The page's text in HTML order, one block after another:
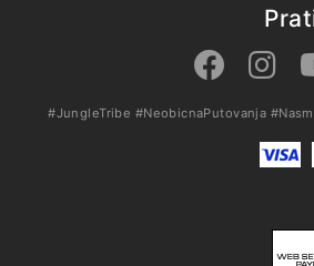
#JungleTribe #NeobicnaPutovanja